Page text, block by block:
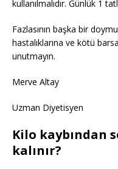
kullanılmalıdır. Günlük 1
Fazlasının başka bir
hastalıklarına ve kötü
unutmayın.
Merve Altay
Uzman Diyetisyen
Kilo kaybından
kalınır?